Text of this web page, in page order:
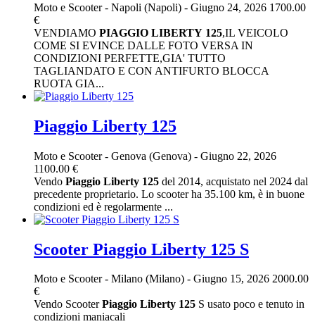
Moto e Scooter- Napoli (Napoli) - Giugno 24, 2026 1700.00
€
VENDIAMO PIAGGIO LIBERTY 125,IL VEICOLO
COME SI EVINCE DALLE FOTO VERSA IN
CONDIZIONI PERFETTE,GIA' TUTTO
TAGLIANDATO E CON ANTIFURTO BLOCCA
RUOTA GIA...
Piaggio Liberty 125
Moto e Scooter- Genova (Genova) - Giugno 22, 2026
1100.00 €
Vendo Piaggio Liberty 125 del 2014, acquistato nel 2024 dal
precedente proprietario. Lo scooter ha 35.100 km, è in buone
condizioni ed è regolarmente ...
Scooter Piaggio Liberty 125 S
Moto e Scooter- Milano (Milano) - Giugno 15, 2026 2000.00
€
Vendo ScooterPiaggio Liberty 125 S usato poco e tenuto in
condizioni maniacali